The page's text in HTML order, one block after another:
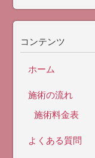
コンテンツ
ホーム
施術の流れ
施術料金表
よくある質問